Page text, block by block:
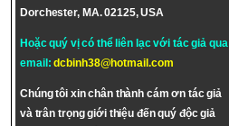
Dorchester, MA. 02125, USA
Hoặc quý vị có thể liên lạc với tác giả qua
email:dcbinh38@hotmail.com
Chúng tôi xin chân thành cám ơn tác giả
và trân trọng giới thiệu đến quý độc giả